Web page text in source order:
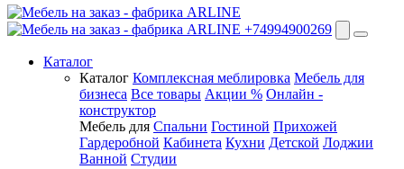
+74994900269
Каталог
Каталог Комплексная меблировка Мебель для
бизнеса Все товары Акции % Онлайн -
конструктор
Мебель для Спальни Гостиной Прихожей
Гардеробной Кабинета Кухни Детской Лоджии
Ванной Студии